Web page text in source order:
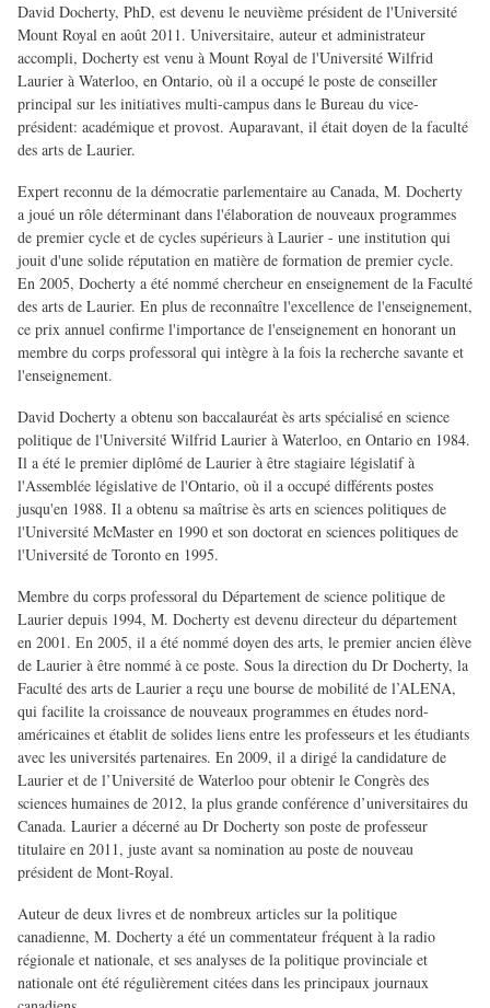
David Docherty, PhD, est devenu le neuvième président de l'Université
Mount Royal en août 2011. Universitaire, auteur et administrateur
accompli, Docherty est venu à Mount Royal de l'Université Wilfrid
Laurier à Waterloo, en Ontario, où il a occupé le poste de conseiller
principal sur les initiatives multi-campus dans le Bureau du vice-
président: académique et provost. Auparavant, il était doyen de la faculté
des arts de Laurier.
Expert reconnu de la démocratie parlementaire au Canada, M. Docherty
a joué un rôle déterminant dans l'élaboration de nouveaux programmes
de premier cycle et de cycles supérieurs à Laurier - une institution qui
jouit d'une solide réputation en matière de formation de premier cycle.
En 2005, Docherty a été nommé chercheur en enseignement de la Faculté
des arts de Laurier. En plus de reconnaître l'excellence de l'enseignement,
ce prix annuel confirme l'importance de l'enseignement en honorant un
membre du corps professoral qui intègre à la fois la recherche savante et
l'enseignement.
David Docherty a obtenu son baccalauréat ès arts spécialisé en science
politique de l'Université Wilfrid Laurier à Waterloo, en Ontario en 1984.
Il a été le premier diplômé de Laurier à être stagiaire législatif à
l'Assemblée législative de l'Ontario, où il a occupé différents postes
jusqu'en 1988. Il a obtenu sa maîtrise ès arts en sciences politiques de
l'Université McMaster en 1990 et son doctorat en sciences politiques de
l'Université de Toronto en 1995.
Membre du corps professoral du Département de science politique de
Laurier depuis 1994, M. Docherty est devenu directeur du département
en 2001. En 2005, il a été nommé doyen des arts, le premier ancien élève
de Laurier à être nommé à ce poste. Sous la direction du Dr Docherty, la
Faculté des arts de Laurier a reçu une bourse de mobilité de l’ALENA,
qui facilite la croissance de nouveaux programmes en études nord-
américaines et établit de solides liens entre les professeurs et les étudiants
avec les universités partenaires. En 2009, il a dirigé la candidature de
Laurier et de l’Université de Waterloo pour obtenir le Congrès des
sciences humaines de 2012, la plus grande conférence d’universitaires du
Canada. Laurier a décerné au Dr Docherty son poste de professeur
titulaire en 2011, juste avant sa nomination au poste de nouveau
président de Mont-Royal.
Auteur de deux livres et de nombreux articles sur la politique
canadienne, M. Docherty a été un commentateur fréquent à la radio
régionale et nationale, et ses analyses de la politique provinciale et
nationale ont été régulièrement citées dans les principaux journaux